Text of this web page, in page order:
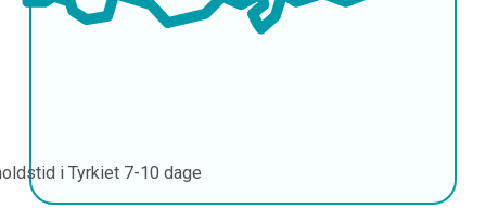
i Tyrkiet 7-10 dage